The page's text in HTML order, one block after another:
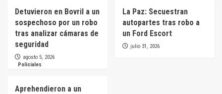
Detuvieron en Bovril a un
sospechoso por un robo
tras analizar cámaras de
seguridad
agosto 5, 2026
La Paz: Secuestran
autopartes tras robo a
un Ford Escort
julio 31, 2026
Policiales
Aprehendieron a un